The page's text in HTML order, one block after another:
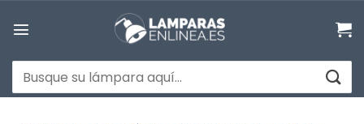
Buscar
por: